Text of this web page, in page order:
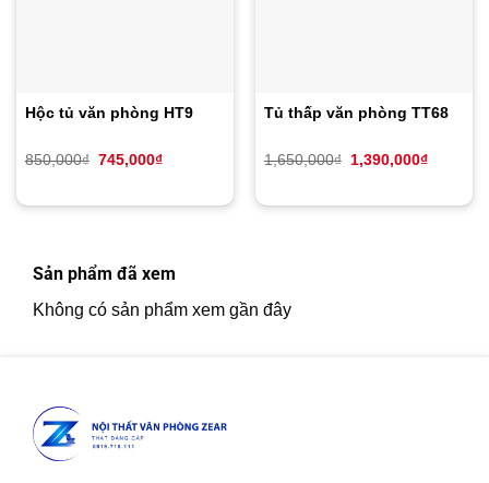
Hộc tủ văn phòng HT9
850,000₫ Giá
850,000₫.
745,000₫Giá
là:
Tủ thấp văn phòng TT68
1,650,000₫
Giá
1,650,000₫.
1,390,000₫Giá
là:
Sản phẩm đã xem
Không có sản phẩm xem gần đây